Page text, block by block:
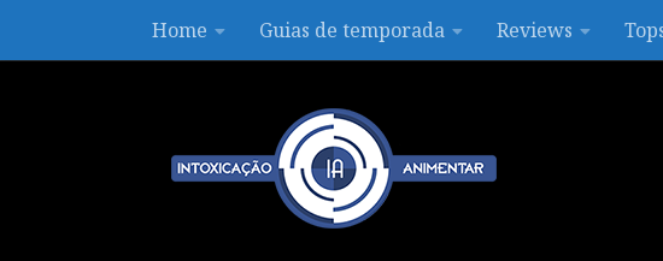
Skip to contentHome Guias de temporada Reviews